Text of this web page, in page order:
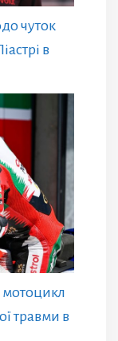
чуток
в
мотоцикл
травми в